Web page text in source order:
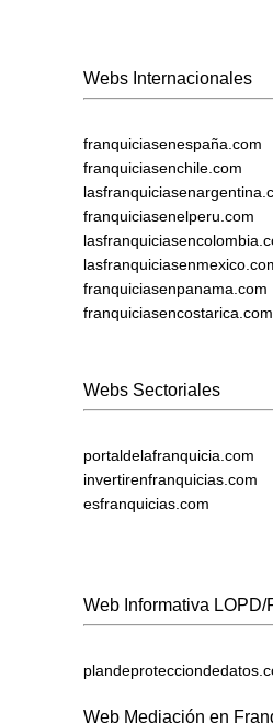
Webs Internacionales
franquiciasenespaña.com
franquiciasenchile.com
franquiciasenelperu.com
franquiciasenpanama.com
franquiciasencostarica.com
Webs Sectoriales
portaldelafranquicia.com
invertirenfranquicias.com
esfranquicias.com
Web Informativa LOPD/
Web Mediación en